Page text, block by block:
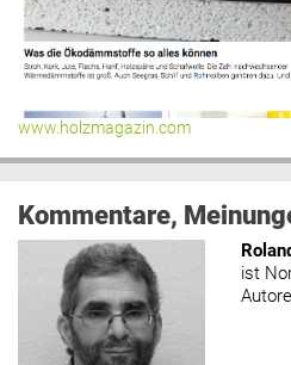
www.holzmagazin.com
Kommentare,
ist